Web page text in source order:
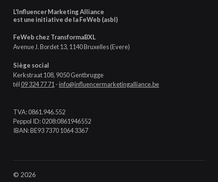
L'Influencer Marketing Alliance
est une initiative de la FeWeb (asbl)
FeWeb chez TransformaBXL
Avenue J. Bordet 13, 1140 Bruxelles (Evere)
Siège social
Kerkstraat 108, 9050 Gentbrugge
tél09 324 77 71 -info@influencermarketingalliance.be
TVA: 0861.946.552
Peppol ID: 0208:0861946552
IBAN: BE93 7370 1064 3367
© 2026